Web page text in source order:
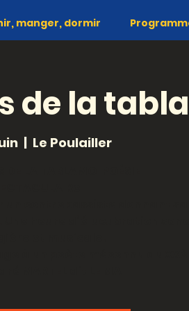
manger, dormir
de la
  |
Le Poulailler